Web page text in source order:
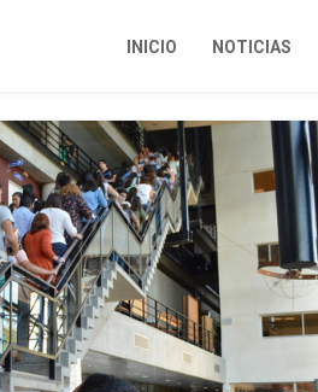
INICIO NOTICIAS